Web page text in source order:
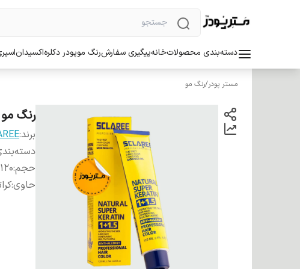
دسته‌بندی محصولاتخانهپیگیری سفارشرنگ موپودر دکلرهاکسیدان
مستر پودر/رنگ مو
رنگ مو اسکلاره 120
برند:
حجم:120 میل
حاوی: